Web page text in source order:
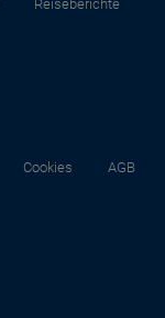
Reiseberichte
Cookies AGB